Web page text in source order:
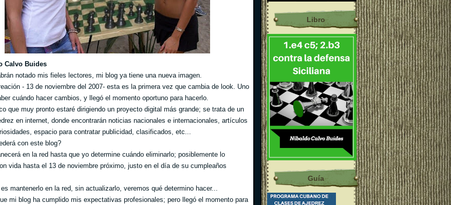
Calvo Buides
notado mis fieles lectores, mi blog ya tiene una nueva imagen.
- 13 de noviembre del 2007- esta es la primera vez que cambia de look. Uno
cuándo hacer cambios, y llegó el momento oportuno para hacerlo.
que muy pronto estaré dirigiendo un proyecto digital más grande; se trata de un
en internet, donde encontrarán noticias nacionales e internacionales, artículos
espacio para contratar publicidad, clasificados, etc...
con este blog?
en la red hasta que yo determine cuándo eliminarlo; posiblemente lo
vida hasta el 13 de noviembre próximo, justo en el día de su cumpleaños
mantenerlo en la red, sin actualizarlo, veremos qué determino hacer...
mi blog ha cumplido mis expectativas profesionales; pero llegó el momento para
Libro
Guía